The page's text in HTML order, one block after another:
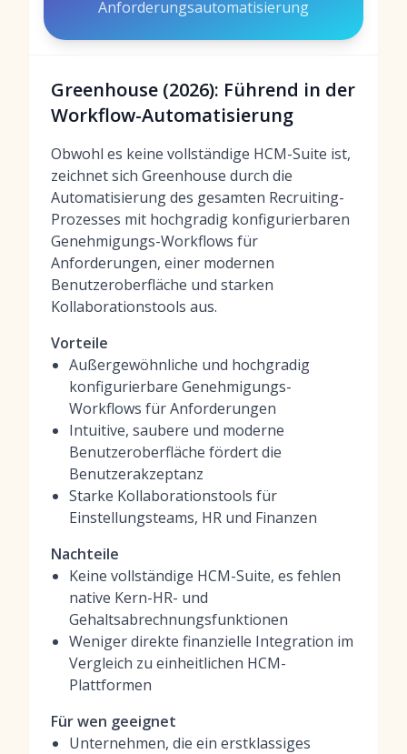
Anforderungsautomatisierung
Greenhouse (2026): Führend in der
Workflow-Automatisierung
Obwohl es keine vollständige HCM-Suite ist,
zeichnet sich Greenhouse durch die
Automatisierung des gesamten Recruiting-
Prozesses mit hochgradig konfigurierbaren
Genehmigungs-Workflows für
Anforderungen, einer modernen
Benutzeroberfläche und starken
Kollaborationstools aus.
Vorteile
Außergewöhnliche und hochgradig
konfigurierbare Genehmigungs-
Workflows für Anforderungen
Intuitive, saubere und moderne
Benutzeroberfläche fördert die
Benutzerakzeptanz
Starke Kollaborationstools für
Einstellungsteams, HR und Finanzen
Nachteile
Keine vollständige HCM-Suite, es fehlen
native Kern-HR- und
Gehaltsabrechnungsfunktionen
Weniger direkte finanzielle Integration im
Vergleich zu einheitlichen HCM-
Plattformen
Für wen geeignet
Unternehmen, die ein erstklassiges